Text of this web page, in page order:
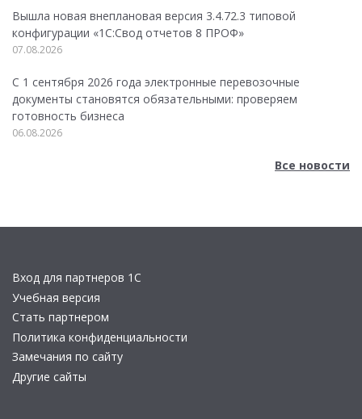
Вышла новая внеплановая версия 3.4.72.3 типовой
конфигурации «1C:Свод отчетов 8 ПРОФ»
07.08.2026
С 1 сентября 2026 года электронные перевозочные
документы становятся обязательными: проверяем
готовность бизнеса
06.08.2026
Все новости
Вход для партнеров 1С
Учебная версия
Стать партнером
Политика конфиденциальности
Замечания по сайту
Другие сайты